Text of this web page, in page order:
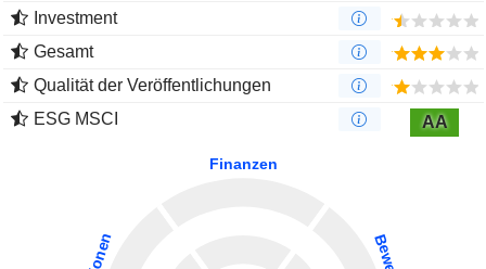
Investment
Gesamt
Qualität der Veröffentlichungen
ESG MSCI
AA